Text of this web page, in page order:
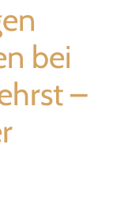
bei
–